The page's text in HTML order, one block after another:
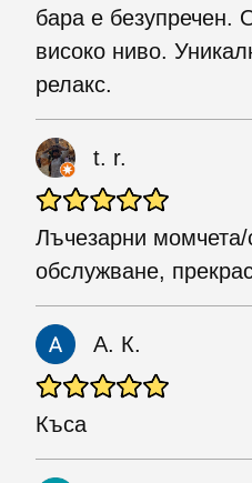
бара е безупречен.
високо ниво.
релакс.
t. r.
Лъчезарни
обслужване,
А. К.
Къса